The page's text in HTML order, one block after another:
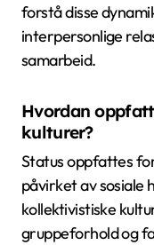
forstå disse
interpersonlige
samarbeid.
Hvordan
kulturer?
Status oppfattes
påvirket av sosiale
kollektivistiske
gruppeforhold og